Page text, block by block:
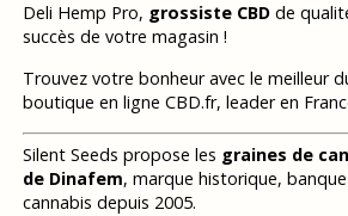
Deli Hemp Pro, grossiste CBDde
succès de votre magasin !
Trouvez votre bonheur avec le meilleur
boutique en ligne CBD.fr, leader en
Silent Seeds propose les graines de
de Dinafem, marque historique,
cannabis depuis 2005.